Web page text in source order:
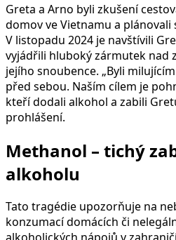
Greta a Arno byli zkušení
domov ve Vietnamu a
V listopadu 2024 je navštívili
vyjádřili hluboký zármutek nad
jejího snoubence. „Byli
před sebou. Naším cílem je
kteří dodali alkohol a zabili
prohlášení.
Methanol – tichý
alkoholu
Tato tragédie upozorňuje na
konzumací domácích či